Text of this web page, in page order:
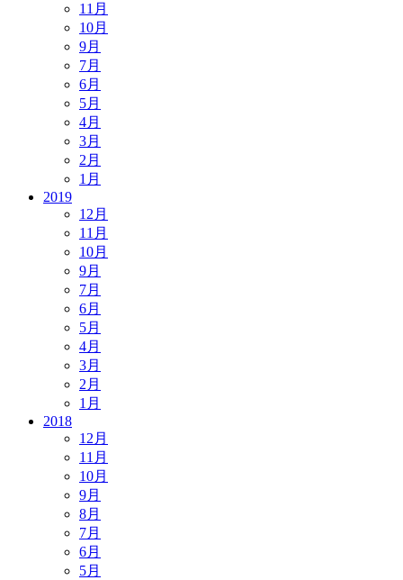
11月
10月
9月
7月
6月
5月
4月
3月
2月
1月
2019
12月
11月
10月
9月
7月
6月
5月
4月
3月
2月
1月
2018
12月
11月
10月
9月
8月
7月
6月
5月